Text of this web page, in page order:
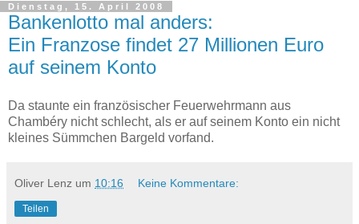
Dienstag, 15. April 2008
Bankenlotto mal anders:
Ein Franzose findet 27 Millionen Euro
auf seinem Konto
Da staunte ein französischer Feuerwehrmann aus
Chambéry nicht schlecht, als er auf seinem Konto ein nicht
kleines Sümmchen Bargeld vorfand.
Oliver Lenz um 10:16 Keine Kommentare:
Teilen